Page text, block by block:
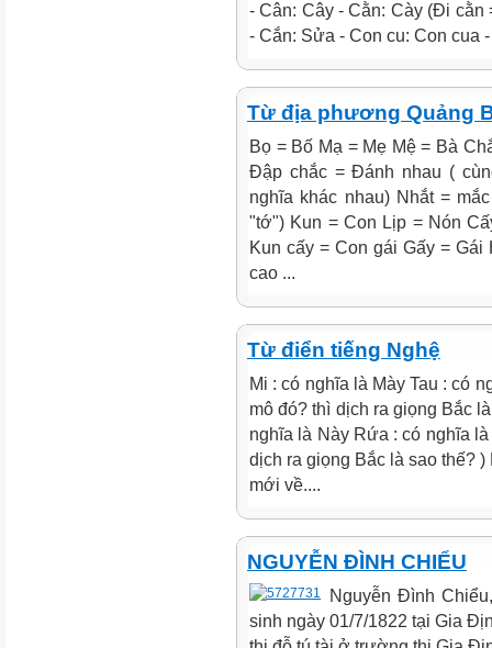
- Cân: Cây - Cằn: Cày (Đi cằn
- Cắn: Sửa - Con cu: Con cua
Từ địa phương Quảng
Bọ = Bố Mạ = Mẹ Mệ = Bà
Đập chắc = Đánh nhau (
nghĩa khác nhau) Nhắt =
"tớ") Kun = Con Lịp = Nón
Kun cấy = Con gái Gấy =
cao ...
Từ điển tiếng Nghệ
Mi : có nghĩa là Mày Tau : có
mô đó? thì dịch ra giọng Bắc
nghĩa là Này Rứa : có nghĩa
dịch ra giọng Bắc là sao thế?
mới về....
NGUYỄN ĐÌNH CHIỂU
Nguyễn Đình
sinh ngày 01/7/1822 tại Gia